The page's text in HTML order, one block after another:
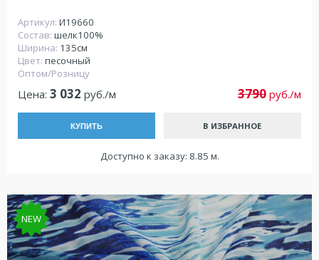
Артикул: И19660
Состав: шелк100%
Ширина: 135см
Цвет: песочный
Оптом/Розницу
Цена: 3 032 руб./м 3790 руб./м
КУПИТЬ В ИЗБРАННОЕ
Доступно к заказу: 8.85 м.
NEW